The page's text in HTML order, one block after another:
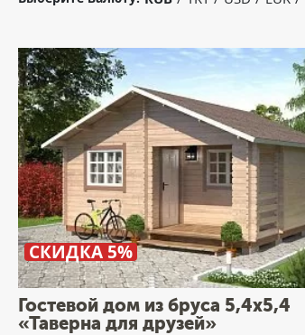
СКИДКА 5%
Гостевой дом из бруса 5,4х5,4
«Таверна для друзей»